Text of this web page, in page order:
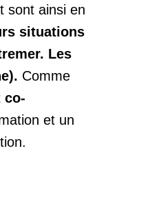
sont ainsi en
situations
Les
Comme
co-
et un